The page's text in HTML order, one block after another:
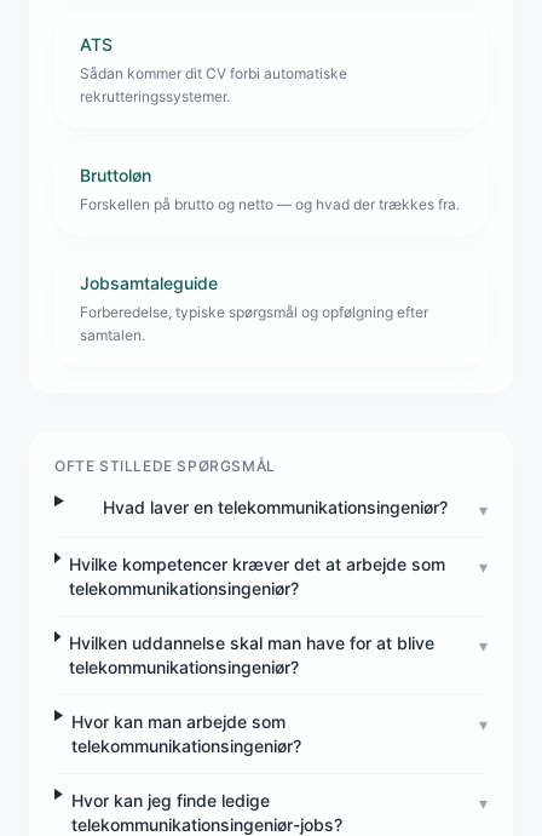
ATS
Sådan kommer dit CV forbi automatiske
rekrutteringssystemer.
Bruttoløn
Forskellen på brutto og netto — og hvad der trækkes fra.
Jobsamtaleguide
Forberedelse, typiske spørgsmål og opfølgning efter
samtalen.
OFTE STILLEDE SPØRGSMÅL
Hvad laver en telekommunikationsingeniør? ▾
Hvilke kompetencer kræver det at arbejde som
telekommunikationsingeniør?
▾
Hvilken uddannelse skal man have for at blive
telekommunikationsingeniør?
▾
Hvor kan man arbejde som
telekommunikationsingeniør?
▾
Hvor kan jeg finde ledige
telekommunikationsingeniør-jobs?
▾